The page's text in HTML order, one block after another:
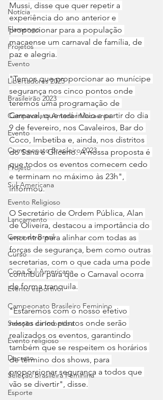
Notícia
Flamengo
Projetos
Evento
Libertadores 2023
Brasileirão 2023
Campeonato Amador Macaense
Evento
Campeonato Brasileiro.2023
Projeto
Sul-Americana
Evento Religioso
Lançamento
Copa do Brasil
Curso
Copa Sul-Americana
Evento esportivo
Campeonato Brasileiro Feminino
Seleção da Imbetiba
Evento religioso
Decreto
Seleção Brasileira Feminina
Esporte
Mussi, disse que quer repetir a
experiência do ano anterior e
proporcionar para a população
macaense um carnaval de família, de
paz e alegria.
"Temos que proporcionar ao munícipe
segurança nos cinco pontos onde
teremos uma programação de
Carnaval, que terá início a partir do dia
9 de fevereiro, nos Cavaleiros, Bar do
Coco, Imbetiba e, ainda, nos distritos
do Sana e Glicério. A nossa proposta é
que todos os eventos comecem cedo
e terminam no máximo às 23h",
informou.
O Secretário de Ordem Pública, Alan
de Oliveira, destacou a importância do
encontro para alinhar com todas as
forças de segurança, bem como outras
secretarias, com o que cada uma pode
contribuir para que o Carnaval ocorra
de forma tranquila.
"Estaremos com o nosso efetivo
nesses cinco pontos onde serão
realizados os eventos, garantindo
também que se respeitem os horários
de término dos shows, para
proporcionar segurança a todos que
vão se divertir", disse.